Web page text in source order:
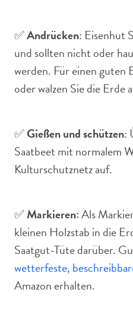
✅Andrücken: Eisenhut
und sollten nicht oder
werden. Für einen guten
oder walzen Sie die Erde
✅Gießen und schützen:
Saatbeet mit normalem
Kulturschutznetz auf.
✅Markieren:Als
kleinen Holzstab in die
Saatgut-Tüte darüber.
wetterfeste,
Amazon erhalten.